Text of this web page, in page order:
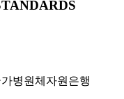
병원체자원은행